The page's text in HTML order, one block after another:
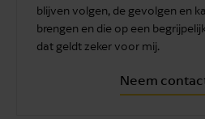
blijven volgen, de gevolgen en
brengen en die op een
dat geldt zeker voor mij.
Neem